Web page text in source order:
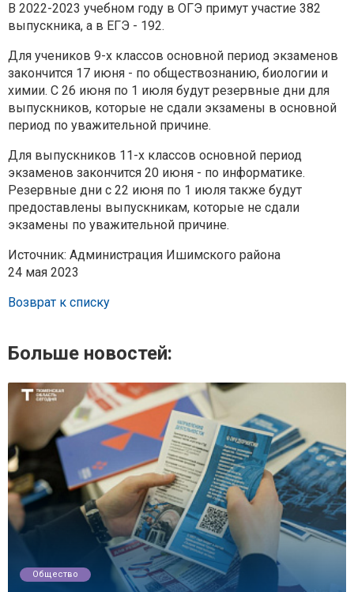
В 2022-2023 учебном году в ОГЭ примут участие 382
выпускника, а в ЕГЭ - 192.
Для учеников 9-х классов основной период экзаменов
закончится 17 июня - по обществознанию, биологии и
химии. С 26 июня по 1 июля будут резервные дни для
выпускников, которые не сдали экзамены в основной
период по уважительной причине.
Для выпускников 11-х классов основной период
экзаменов закончится 20 июня - по информатике.
Резервные дни с 22 июня по 1 июля также будут
предоставлены выпускникам, которые не сдали
экзамены по уважительной причине.
Источник: Администрация Ишимского района
24 мая 2023
Возврат к списку
Больше новостей:
Общество